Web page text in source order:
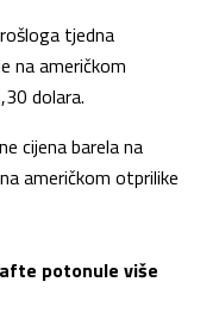
tjedna
na američkom
dolara.
cijena barela na
američkom otprilike
potonule više